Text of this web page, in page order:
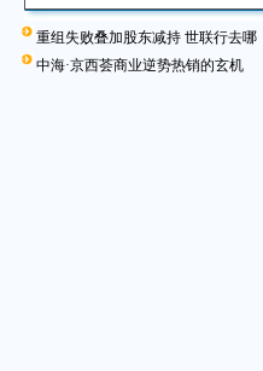
重组失败叠加股东减持 世联行去哪
中海·京西荟商业逆势热销的玄机